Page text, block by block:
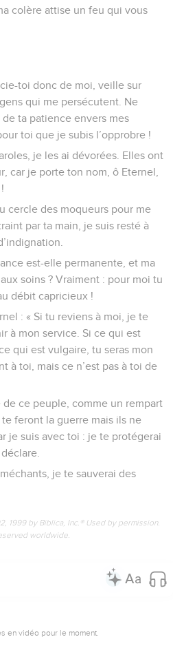
colère attise un feu qui vous
toi donc de moi, veille sur
qui me persécutent. Ne
ta patience envers mes
toi que je subis l’opprobre !
je les ai dévorées. Elles ont
car je porte ton nom, ô Eternel,
cercle des moqueurs pour me
par ta main, je suis resté à
est-elle permanente, et ma
soins ? Vraiment : pour moi tu
débit capricieux !
: « Si tu reviens à moi, je te
à mon service. Si ce qui est
qui est vulgaire, tu seras mon
à toi, mais ce n’est pas à toi de
ce peuple, comme un rempart
feront la guerre mais ils ne
je suis avec toi : je te protégerai
je te sauverai des
1999 by Biblica, Inc.® Used by permission.
worldwide.
en vidéo pour le moment.